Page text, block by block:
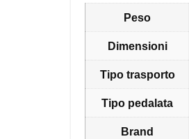
Peso
Dimensioni
Tipo trasporto
Tipo pedalata
Brand